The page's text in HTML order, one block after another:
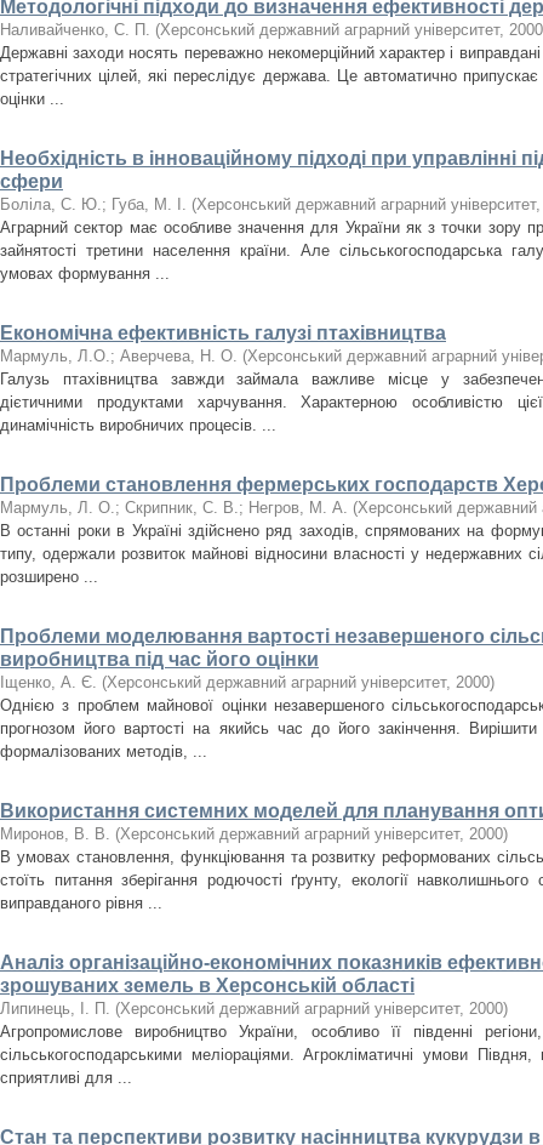
Методологiчнi пiдходи до визначення ефективностi
Наливайченко, С. П. (Херсонський державний аграрний університет, 2000
Державнi заходи носять переважно некомерцiйний характер i
стратегiчних цiлей, якi переслiдує держава. Це автоматично
оцiнки ...
Необхідність в інноваційному підході при управлінні
сфери
Боліла, С. Ю.; Губа, М. І. (Херсонський державний аграрний університет
Аграрний сектор має особливе значення для України як з точки зору
зайнятості третини населення країни. Але сільськогосподарська
умовах формування ...
Економічна ефективність галузі птахівництва
Мармуль, Л.О.; Аверчева, Н. О. (Херсонський державний аграрний
Галузь птахівництва завжди займала важливе місце у
дієтичними продуктами харчування. Характерною особливістю
динамічність виробничих процесів. ...
Проблеми становлення фермерських господарств
Мармуль, Л. О.; Скрипник, С. В.; Негров, М. А. (Херсонський державний
В останні роки в Україні здійснено ряд заходів, спрямованих на
типу, одержали розвиток майнові відносини власності у недержавних
розширено ...
Проблеми моделювання вартості незавершеного
виробництва під час його оцінки
Іщенко, А. Є. (Херсонський державний аграрний університет, 2000)
Однією з проблем майнової оцінки незавершеного
прогнозом його вартості на якийсь час до його закінчення.
формалізованих методів, ...
Використання системних моделей для планування
Миронов, В. В. (Херсонський державний аграрний університет, 2000)
В умовах становлення, функціювання та розвитку реформованих
стоїть питання зберігання родючості ґрунту, екології
виправданого рівня ...
Аналіз організаційно-економічних показників
зрошуваних земель в Херсонській області
Липинець, І. П. (Херсонський державний аграрний університет, 2000)
Агропромислове виробництво України, особливо її південні
сільськогосподарськими меліораціями. Агрокліматичні умови Півдня,
сприятливі для ...
Стан та перспективи розвитку насінництва кукурудзи